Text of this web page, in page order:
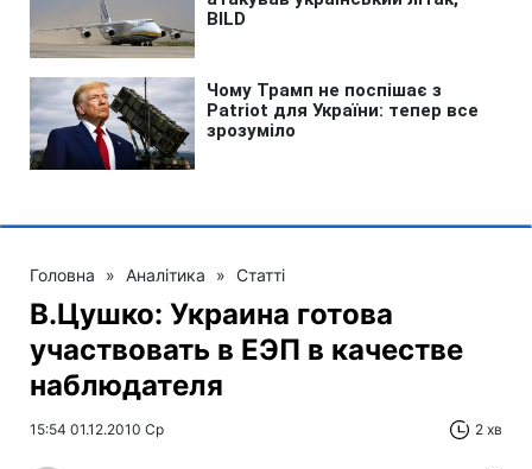
Головна » Аналітика » Статті
В.Цушко: Украина готова
участвовать в ЕЭП в качестве
наблюдателя
15:54 01.12.2010 Ср 2 хв